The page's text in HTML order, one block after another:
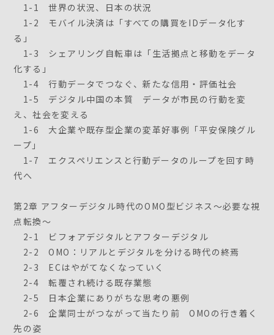
1-1 世界の状況、日本の状況
1-2 モバイル決済は「すべての購買をIDデータ化す
る」
1-3 シェアリング自転車は「生活拠点と移動をデータ
化する」
1-4 行動データでつなぐ、新たな信用・評価社会
1-5 デジタル中国の本質 データが市民の行動を変
え、社会を変える
1-6 大企業や既存型企業の変革好事例「平安保険グル
ープ」
1-7 エクスペリエンスと行動データのループを回す時
代へ
第2章 アフターデジタル時代のOMO型ビジネス～必要な視
点転換～
2-1 ビフォアデジタルとアフターデジタル
2-2 OMO：リアルとデジタルを分ける時代の終焉
2-3 ECはやがてなくなっていく
2-4 転覆され続ける既存業態
2-5 日本企業にありがちな思考の悪例
2-6 企業同士がつながって当たり前 OMOの行き着く
先の姿